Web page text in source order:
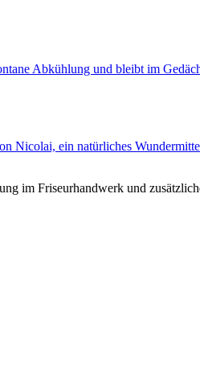
Abkühlung und bleibt im
Nicolai, ein natürliches
im Friseurhandwerk und